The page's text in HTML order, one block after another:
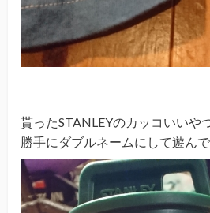
貰ったSTANLEYのカッコいいや
勝手にダブルネームにして遊んで